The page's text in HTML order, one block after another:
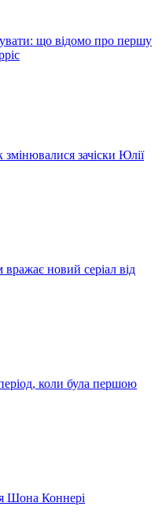
що відомо про першу
змінювалися зачіски Юлії
новий серіал від
коли була першою
Шона Коннері